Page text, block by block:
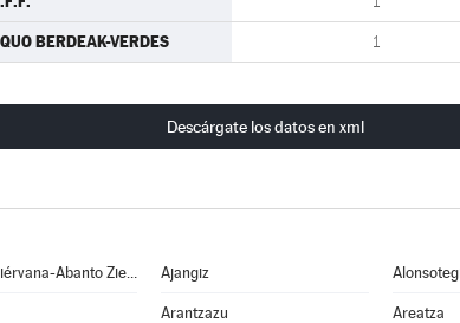
BERDEAK-VERDES 1
Descárgate los datos en xml
Abanto y Ciérvana-Abanto Zierbena Ajangiz
Arantzazu Areatza